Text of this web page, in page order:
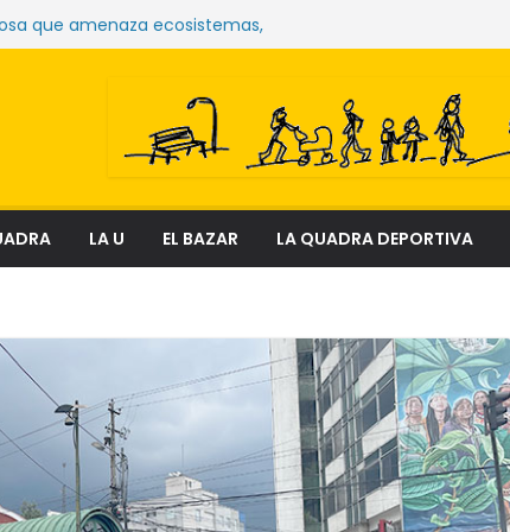
sostienen los mercados de Quito
que amenaza ecosistemas,
fenómeno que transforma el delito en
LA U EL BAZAR LA QUADRA DEPORTIVA